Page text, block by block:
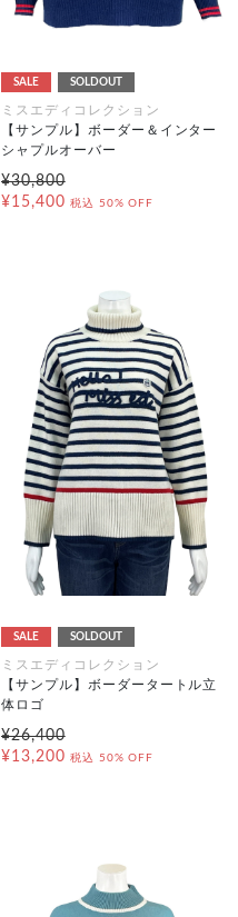
SALE SOLDOUT
ミスエディコレクション
【サンプル】ボーダー＆インター
シャプルオーバー
¥30,800
¥15,400 税込 50% OFF
SALE SOLDOUT
ミスエディコレクション
【サンプル】ボーダータートル立
体ロゴ
¥26,400
¥13,200 税込 50% OFF